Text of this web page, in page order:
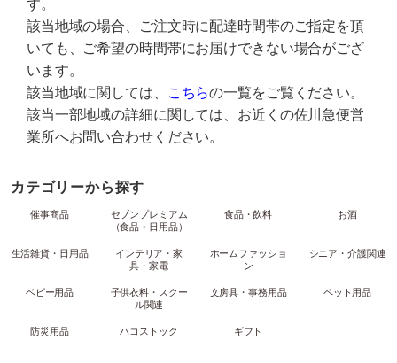
す。
該当地域の場合、ご注文時に配達時間帯のご指定を頂
いても、ご希望の時間帯にお届けできない場合がござ
います。
該当地域に関しては、
こちらの一覧をご覧ください。
該当一部地域の詳細に関しては、お近くの佐川急便営
業所へお問い合わせください。
カテゴリーから探す
催事商品
セブンプレミアム
（食品・日用品）
食品・飲料 お酒
生活雑貨・日用品
インテリア・家
具・家電
ホームファッショ
ン
シニア・介護関連
ベビー用品
子供衣料・スクー
ル関連
文房具・事務用品 ペット用品
防災用品 ハコストック ギフト